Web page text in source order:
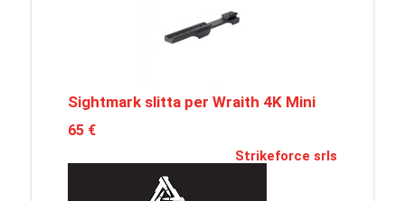
Sightmark slitta per Wraith 4K Mini
65 €
Strikeforce srls